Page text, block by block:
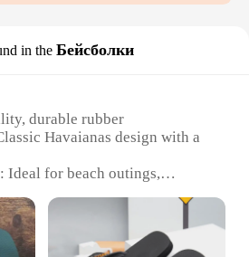
in the Бейсболки
durable rubber
Havaianas design with a
Ideal for beach outings,
Perfect for various
leisure time
or Quantity: Available in